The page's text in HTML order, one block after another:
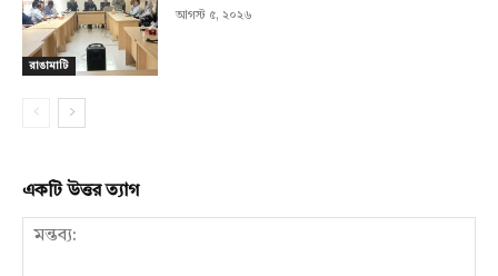
রাঙামাটি
আগস্ট ৫, ২০২৬
একটি উত্তর ত্যাগ